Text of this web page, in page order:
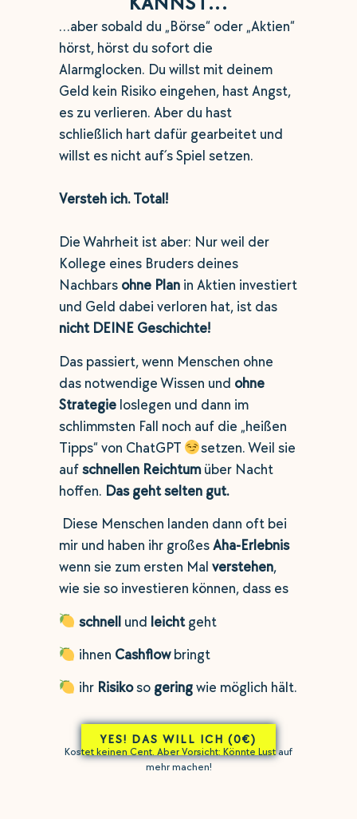
…aber sobald du „Börse“ oder „Aktien“
hörst, hörst du sofort die
Alarmglocken. Du willst mit deinem
Geld kein Risiko eingehen, hast Angst,
es zu verlieren. Aber du hast
schließlich hart dafür gearbeitet und
willst es nicht auf´s Spiel setzen.
Versteh ich. Total!
Die Wahrheit ist aber: Nur weil der
Kollege eines Bruders deines
Nachbars ohne Plan in Aktien investiert
und Geld dabei verloren hat, ist das
nicht DEINE Geschichte!
Das passiert, wenn Menschen ohne
das notwendige Wissen und ohne
Strategie loslegen und dann im
schlimmsten Fall noch auf die „heißen
Tipps“ von ChatGPT
setzen. Weil sie
aufschnellen Reichtumüber Nacht
hoffen. Das geht selten gut.
Diese Menschen landen dann oft bei
mir und haben ihr großesAha-Erlebnis
wenn sie zum ersten Mal verstehen,
wie sie so investieren können, dass es
schnell und leichtgeht
ihnen Cashflowbringt
ihr Risikoso geringwie möglich hält.
YES! DAS WILL ICH (0€)
Kostet keinen Cent. Aber Vorsicht: Könnte Lust auf
mehr machen!